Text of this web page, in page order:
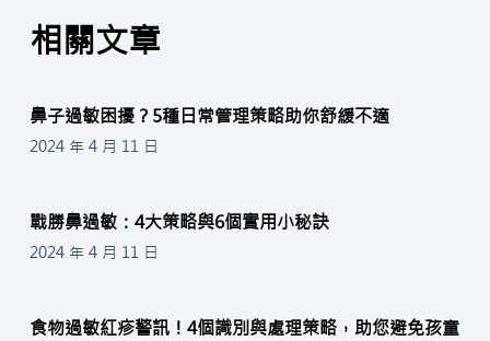
相關文章
鼻子過敏困擾？5種日常管理策略助你舒緩不適
2024 年 4 月 11 日
戰勝鼻過敏：4大策略與6個實用小秘訣
2024 年 4 月 11 日
食物過敏紅疹警訊！4個識別與處理策略，助您避免孩童